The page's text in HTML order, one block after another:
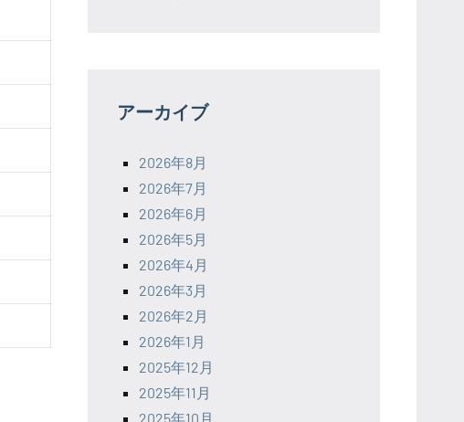
アーカイブ
2026年8月
2026年7月
2026年6月
2026年5月
2026年4月
2026年3月
2026年2月
2026年1月
2025年12月
2025年11月
2025年10月